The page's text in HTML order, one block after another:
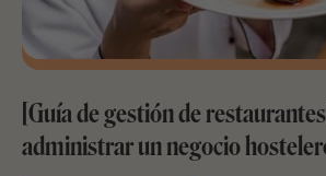
[Guía de gestión de
administrar un negocio